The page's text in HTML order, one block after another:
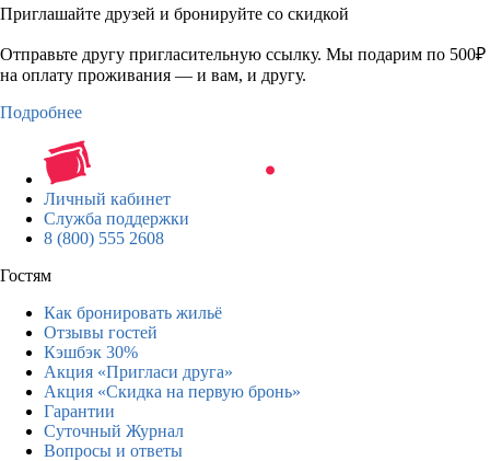
Приглашайте друзей и бронируйте со скидкой
Отправьте другу пригласительную ссылку. Мы подарим по 500₽
на оплату проживания — и вам, и другу.
Подробнее
Личный кабинет
Служба поддержки
8 (800) 555 2608
Гостям
Как бронировать жильё
Отзывы гостей
Кэшбэк 30%
Акция «Пригласи друга»
Акция «Скидка на первую бронь»
Гарантии
Суточный Журнал
Вопросы и ответы